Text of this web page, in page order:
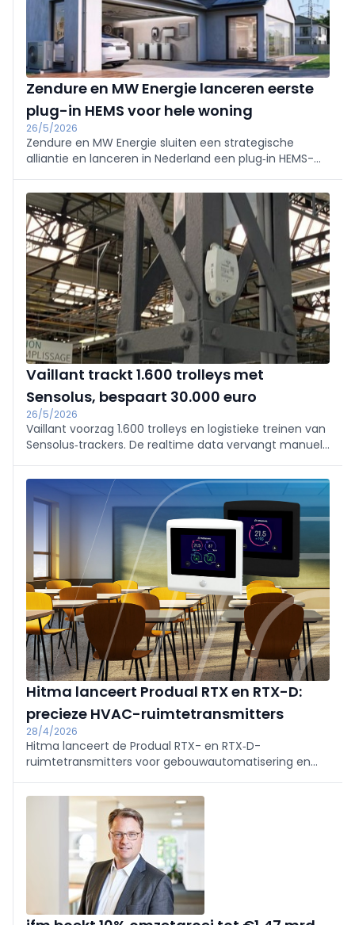
Zendure en MW Energie lanceren eerste
plug-in HEMS voor hele woning
26/5/2026
Zendure en MW Energie sluiten een strategische
alliantie en lanceren in Nederland een plug‑in HEMS-
met de PowerHub. MW Energie verzorgt
distributie/installatie. Het modulaire systeem stuurt
PV, opslag en EV-laden aan; pioniersactie met gratis
PowerHub.
Vaillant trackt 1.600 trolleys met
Sensolus, bespaart 30.000 euro
26/5/2026
Vaillant voorzag 1.600 trolleys en logistieke treinen van
Sensolus‑trackers. De realtime data vervangt manuele
met ca. 5%. Al in de eerste maanden werden
investeringen van zo’n 30.000 euro vermeden.
Hitma lanceert Produal RTX en RTX-D:
precieze HVAC-ruimtetransmitters
28/4/2026
Hitma lanceert de Produal RTX- en RTX‑D-
ruimtetransmitters voor gebouwautomatisering en
onnauwkeurige metingen aan via compensatie van
externe invloeden en slimme evaluatie van
installatiecondities, wat leidt tot stabielere regelingen
en lager energieverbruik.